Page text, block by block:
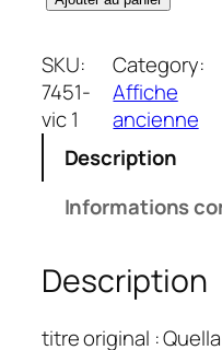
a
n
t
i
M
a
i
SKU:
7451-
vic 1
Category:
Affiche
ancienne
Description
Informations
Description
titre original :